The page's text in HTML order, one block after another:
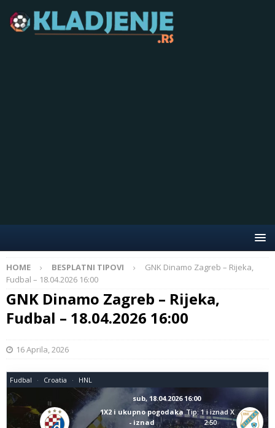
HOME BESPLATNI TIPOVI
GNK Dinamo Zagreb – Rijeka,
Fudbal – 18.04.2026 16:00
GNK Dinamo Zagreb – Rijeka,
Fudbal – 18.04.2026 16:00
16 Aprila, 2026
Fudbal Croatia HNL
sub, 18.04.2026 16:00
1X2 i ukupno pogodaka
- iznad
Tip: 1 i iznad X
2.50